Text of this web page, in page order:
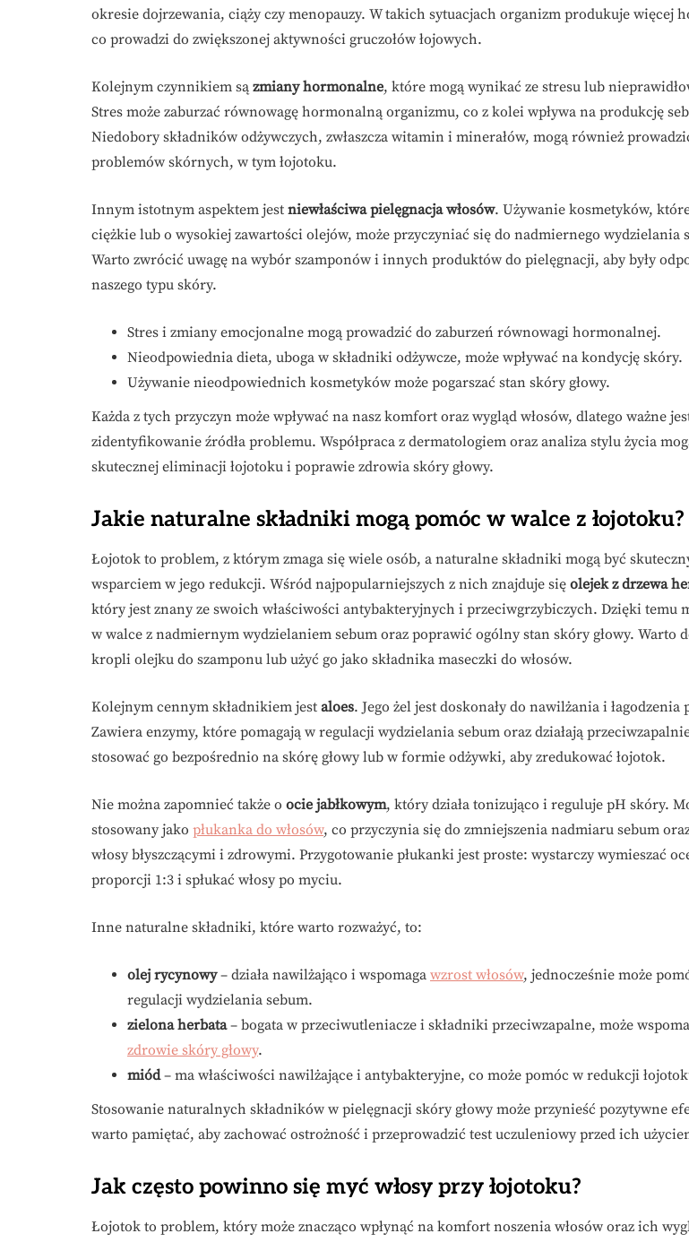
okresie dojrzewania, ciąży czy menopauzy. W takich sytuacjach organizm produkuje więcej
co prowadzi do zwiększonej aktywności gruczołów łojowych.
Kolejnym czynnikiem są zmiany hormonalne, które mogą wynikać ze stresu lub
Stres może zaburzać równowagę hormonalną organizmu, co z kolei wpływa na produkcję
Niedobory składników odżywczych, zwłaszcza witamin i minerałów, mogą również
problemów skórnych, w tym łojotoku.
Innym istotnym aspektem jest niewłaściwa pielęgnacja włosów. Używanie kosmetyków,
ciężkie lub o wysokiej zawartości olejów, może przyczyniać się do nadmiernego wydzielania
Warto zwrócić uwagę na wybór szamponów i innych produktów do pielęgnacji, aby były
naszego typu skóry.
Stres i zmiany emocjonalne mogą prowadzić do zaburzeń równowagi hormonalnej.
Nieodpowiednia dieta, uboga w składniki odżywcze, może wpływać na kondycję skóry.
Używanie nieodpowiednich kosmetyków może pogarszać stan skóry głowy.
Każda z tych przyczyn może wpływać na nasz komfort oraz wygląd włosów, dlatego ważne
zidentyfikowanie źródła problemu. Współpraca z dermatologiem oraz analiza stylu życia
skutecznej eliminacji łojotoku i poprawie zdrowia skóry głowy.
Jakie naturalne składniki mogą pomóc w walce z łojotoku?
Łojotok to problem, z którym zmaga się wiele osób, a naturalne składniki mogą być
wsparciem w jego redukcji. Wśród najpopularniejszych z nich znajduje się olejek z drzewa
który jest znany ze swoich właściwości antybakteryjnych i przeciwgrzybiczych. Dzięki temu
w walce z nadmiernym wydzielaniem sebum oraz poprawić ogólny stan skóry głowy. Warto
kropli olejku do szamponu lub użyć go jako składnika maseczki do włosów.
Kolejnym cennym składnikiem jest aloes. Jego żel jest doskonały do nawilżania i łagodzenia
Zawiera enzymy, które pomagają w regulacji wydzielania sebum oraz działają
stosować go bezpośrednio na skórę głowy lub w formie odżywki, aby zredukować łojotok.
Nie można zapomnieć także o ocie jabłkowym, który działa tonizująco i reguluje pH skóry.
stosowany jako płukanka do włosów, co przyczynia się do zmniejszenia nadmiaru sebum
włosy błyszczącymi i zdrowymi. Przygotowanie płukanki jest proste: wystarczy wymieszać
proporcji 1:3 i spłukać włosy po myciu.
Inne naturalne składniki, które warto rozważyć, to:
olej rycynowy– działa nawilżająco i wspomaga wzrost włosów, jednocześnie może
regulacji wydzielania sebum.
zielona herbata– bogata w przeciwutleniacze i składniki przeciwzapalne, może
zdrowie skóry głowy.
miód– ma właściwości nawilżające i antybakteryjne, co może pomóc w redukcji
Stosowanie naturalnych składników w pielęgnacji skóry głowy może przynieść pozytywne
warto pamiętać, aby zachować ostrożność i przeprowadzić test uczuleniowy przed ich
Jak często powinno się myć włosy przy łojotoku?
Łojotok to problem, który może znacząco wpłynąć na komfort noszenia włosów oraz ich